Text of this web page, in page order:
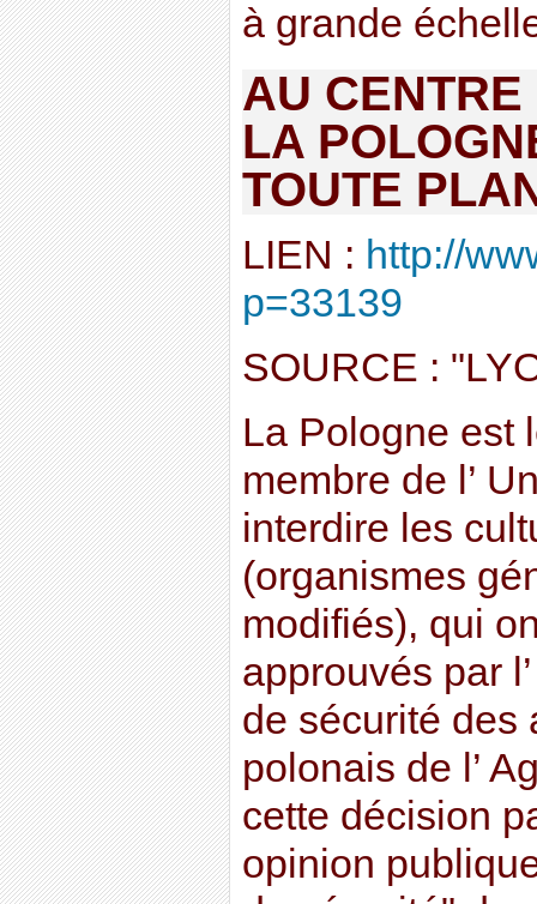
à grande
AU CENTRE
LA
TOUTE
LIEN : http://
p=33139
SOURCE :
La Pologne est
membre de l’
interdire les
(organismes
modifiés), qui
approuvés par
de sécurité des
polonais de l’
cette décision
opinion